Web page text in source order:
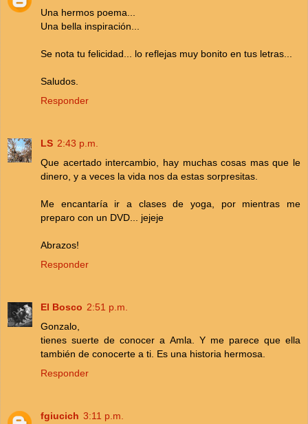
Una hermos poema...
Una bella inspiración...
Se nota tu felicidad... lo reflejas muy bonito en tus letras...
Saludos.
Responder
LS 2:43 p.m.
Que acertado intercambio, hay muchas cosas mas que le
dinero, y a veces la vida nos da estas sorpresitas.
Me encantaría ir a clases de yoga, por mientras me
preparo con un DVD... jejeje
Abrazos!
Responder
El Bosco 2:51 p.m.
Gonzalo,
tienes suerte de conocer a Amla. Y me parece que ella
también de conocerte a ti. Es una historia hermosa.
Responder
fgiucich 3:11 p.m.